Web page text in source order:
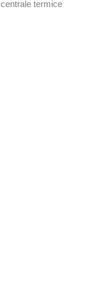
centrale termice